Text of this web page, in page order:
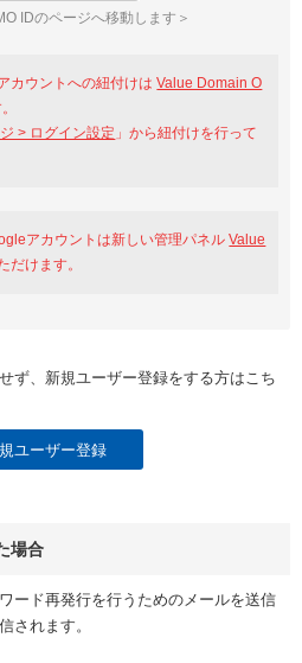
IDのページへ移動します＞
カウントへの紐付けはValue Domain O
> ログイン設定 」から紐付けを行って
アカウントは新しい管理パネルValue
だけます。
ず、新規ユーザー登録をする方はこち
ユーザー登録
場合
ード再発行を行うためのメールを送信
されます。